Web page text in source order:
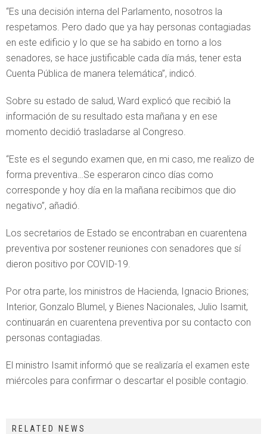
“Es una decisión interna del Parlamento, nosotros la
respetamos. Pero dado que ya hay personas contagiadas
en este edificio y lo que se ha sabido en torno a los
senadores, se hace justificable cada día más, tener esta
Cuenta Pública de manera telemática”, indicó.
Sobre su estado de salud, Ward explicó que recibió la
información de su resultado esta mañana y en ese
momento decidió trasladarse al Congreso.
“Este es el segundo examen que, en mi caso, me realizo de
forma preventiva…Se esperaron cinco días como
corresponde y hoy día en la mañana recibimos que dio
negativo”, añadió.
Los secretarios de Estado se encontraban en cuarentena
preventiva por sostener reuniones con senadores que sí
dieron positivo por COVID-19.
Por otra parte, los ministros de Hacienda, Ignacio Briones;
Interior, Gonzalo Blumel, y Bienes Nacionales, Julio Isamit,
continuarán en cuarentena preventiva por su contacto con
personas contagiadas.
El ministro Isamit informó que se realizaría el examen este
miércoles para confirmar o descartar el posible contagio.
RELATED NEWS